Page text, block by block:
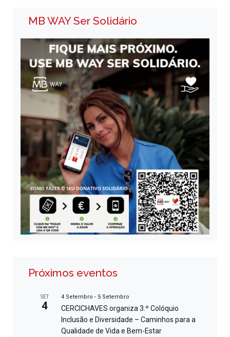
MB WAY Ser Solidário
Próximos eventos
SET
4
4 Setembro - 5 Setembro
CERCICHAVES organiza 3.º Colóquio
Inclusão e Diversidade – Caminhos para a
Qualidade de Vida e Bem-Estar